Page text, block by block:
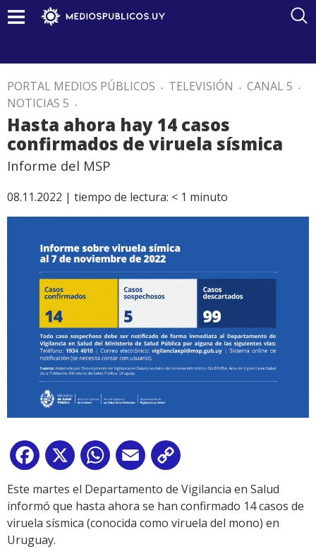
PORTAL MEDIOS PÚBLICOS . TELEVISIÓN . CANAL 5 .
NOTICIAS 5 .
Hasta ahora hay 14 casos
confirmados de viruela sísmica
Informe del MSP
08.11.2022 | tiempo de lectura: < 1 minuto
Facebook
X WhatsApp
Email
Link
Este martes el Departamento de Vigilancia en Salud
informó que hasta ahora se han confirmado 14 casos de
viruela sísmica (conocida como viruela del mono) en
Uruguay.